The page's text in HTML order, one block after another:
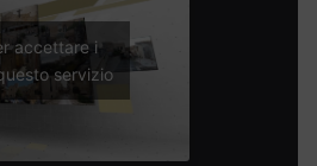
accettare i
servizio